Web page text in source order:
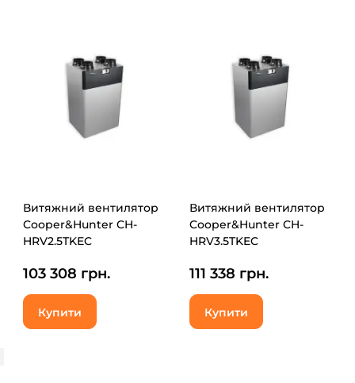
Витяжний вентилятор
Cooper&Hunter CH-
HRV2.5TKEC
103 308 грн.
Купити
Витяжний вентилятор
Cooper&Hunter CH-
HRV3.5TKEC
111 338 грн.
Купити